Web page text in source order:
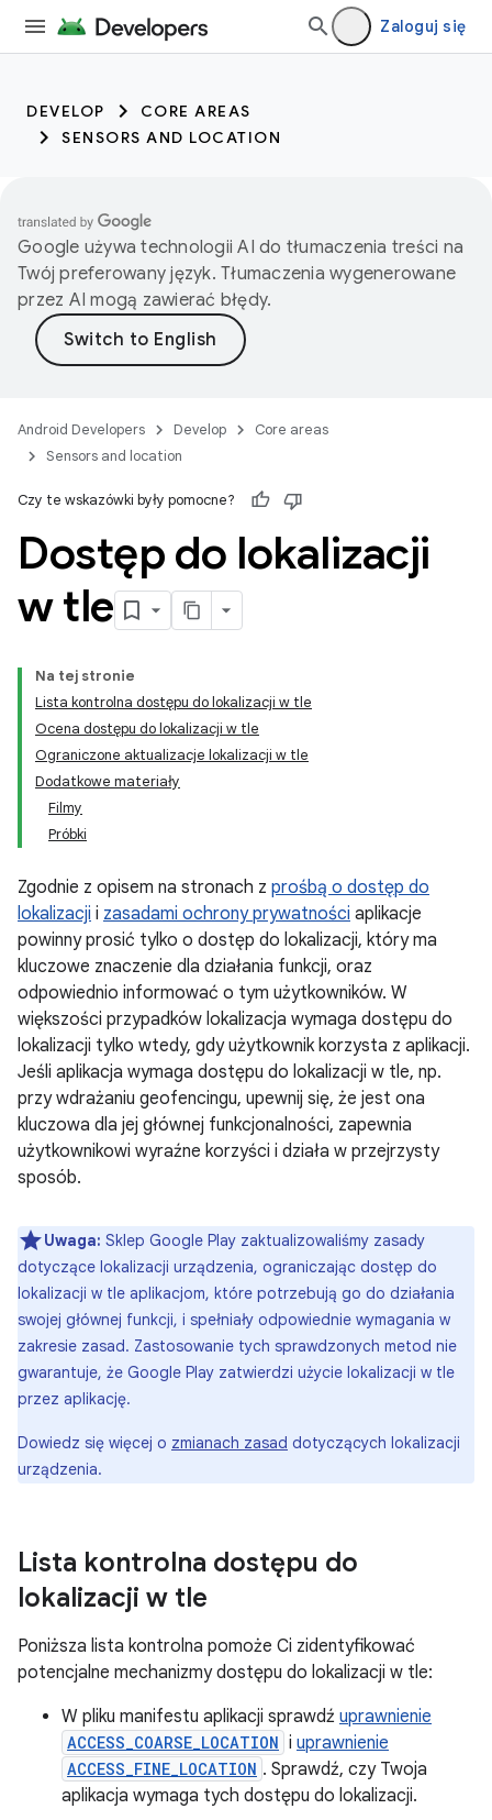
Zaloguj się
DEVELOP
CORE AREAS
SENSORS AND LOCATION
Google używa technologii AI do tłumaczenia treści na
Twój preferowany język. Tłumaczenia wygenerowane
przez AI mogą zawierać błędy.
Android Developers Develop
Core areas
Sensors and location
Czy te wskazówki były pomocne?
Dostęp do lokalizacji
w tle
Na tej stronie
Lista kontrolna dostępu do lokalizacji w tle
Ocena dostępu do lokalizacji w tle
Ograniczone aktualizacje lokalizacji w tle
Dodatkowe materiały
Filmy
Próbki
Zgodnie z opisem na stronach z prośbą o dostęp do
lokalizacji i zasadami ochrony prywatności aplikacje
powinny prosić tylko o dostęp do lokalizacji, który ma
kluczowe znaczenie dla działania funkcji, oraz
odpowiednio informować o tym użytkowników. W
większości przypadków lokalizacja wymaga dostępu do
lokalizacji tylko wtedy, gdy użytkownik korzysta z aplikacji.
Jeśli aplikacja wymaga dostępu do lokalizacji w tle, np.
przy wdrażaniu geofencingu, upewnij się, że jest ona
kluczowa dla jej głównej funkcjonalności, zapewnia
użytkownikowi wyraźne korzyści i działa w przejrzysty
sposób.
Uwaga: Sklep Google Play zaktualizowaliśmy zasady
dotyczące lokalizacji urządzenia, ograniczając dostęp do
lokalizacji w tle aplikacjom, które potrzebują go do działania
swojej głównej funkcji, i spełniały odpowiednie wymagania w
zakresie zasad. Zastosowanie tych sprawdzonych metod nie
gwarantuje, że Google Play zatwierdzi użycie lokalizacji w tle
przez aplikację.
Dowiedz się więcej o zmianach zasad dotyczących lokalizacji
urządzenia.
Lista kontrolna dostępu do
lokalizacji w tle
Poniższa lista kontrolna pomoże Ci zidentyfikować
potencjalne mechanizmy dostępu do lokalizacji w tle:
W pliku manifestu aplikacji sprawdź uprawnienie
ACCESS_COARSE_LOCATION i uprawnienie
ACCESS_FINE_LOCATION . Sprawdź, czy Twoja
aplikacja wymaga tych dostępu do lokalizacji.